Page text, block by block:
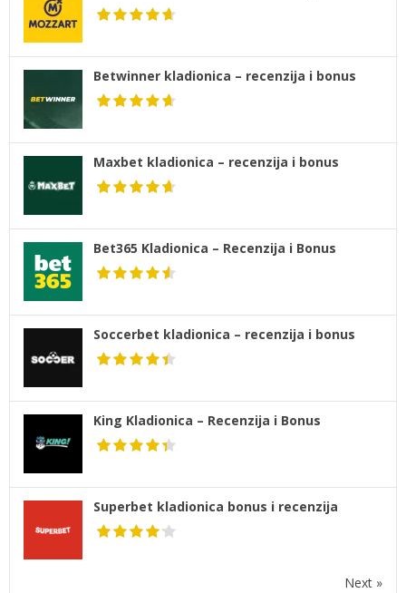
Betwinner kladionica – recenzija i bonus
Maxbet kladionica – recenzija i bonus
Bet365 Kladionica – Recenzija i Bonus
Soccerbet kladionica – recenzija i bonus
King Kladionica – Recenzija i Bonus
Superbet kladionica bonus i recenzija
Next »